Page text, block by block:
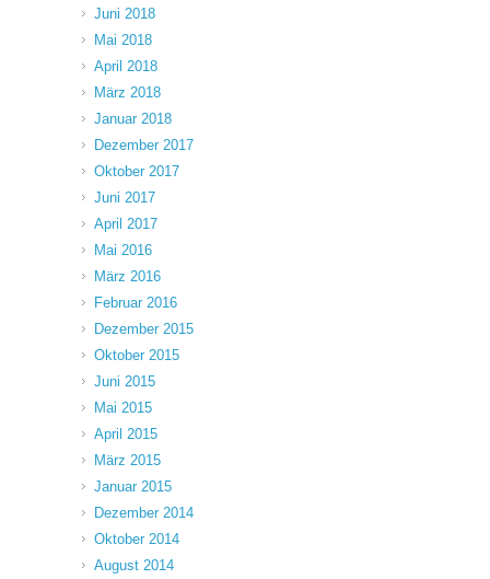
Juni 2018
Mai 2018
April 2018
März 2018
Januar 2018
Dezember 2017
Oktober 2017
Juni 2017
April 2017
Mai 2016
März 2016
Februar 2016
Dezember 2015
Oktober 2015
Juni 2015
Mai 2015
April 2015
März 2015
Januar 2015
Dezember 2014
Oktober 2014
August 2014